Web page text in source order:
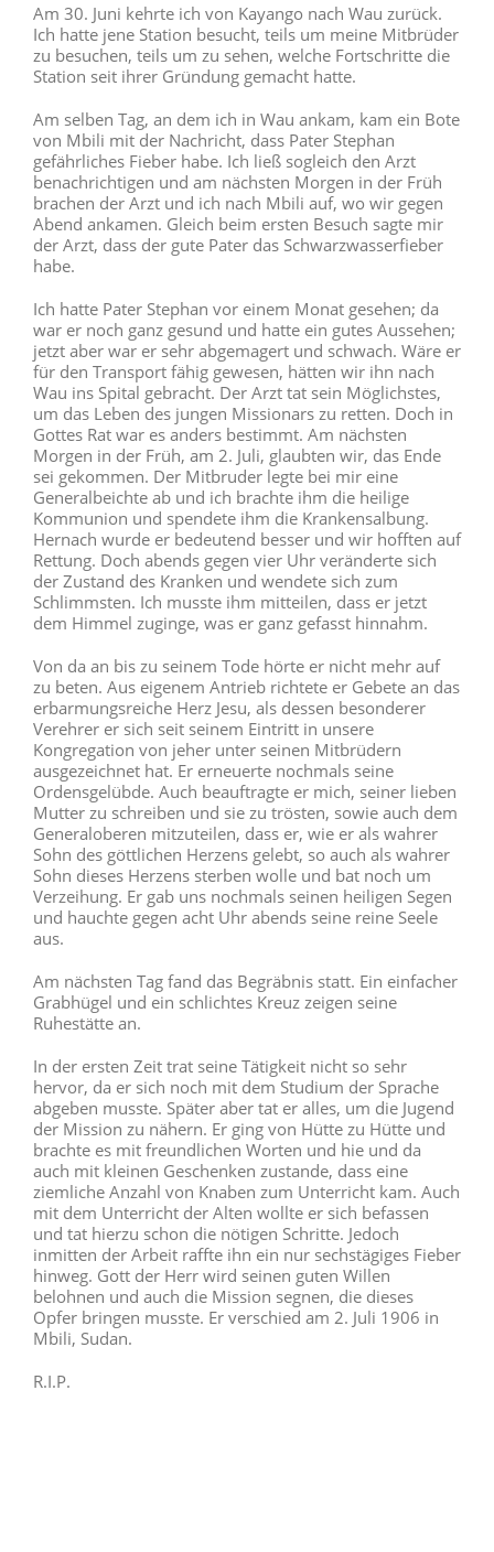
Am 30. Juni kehrte ich von Kayango nach Wau zurück.
Ich hatte jene Station besucht, teils um meine Mitbrüder
zu besuchen, teils um zu sehen, welche Fortschritte die
Station seit ihrer Gründung gemacht hatte.
Am selben Tag, an dem ich in Wau ankam, kam ein Bote
von Mbili mit der Nachricht, dass Pater Stephan
gefährliches Fieber habe. Ich ließ sogleich den Arzt
benachrichtigen und am nächsten Morgen in der Früh
brachen der Arzt und ich nach Mbili auf, wo wir gegen
Abend ankamen. Gleich beim ersten Besuch sagte mir
der Arzt, dass der gute Pater das Schwarzwasserfieber
habe.
Ich hatte Pater Stephan vor einem Monat gesehen; da
war er noch ganz gesund und hatte ein gutes Aussehen;
jetzt aber war er sehr abgemagert und schwach. Wäre er
für den Transport fähig gewesen, hätten wir ihn nach
Wau ins Spital gebracht. Der Arzt tat sein Möglichstes,
um das Leben des jungen Missionars zu retten. Doch in
Gottes Rat war es anders bestimmt. Am nächsten
Morgen in der Früh, am 2. Juli, glaubten wir, das Ende
sei gekommen. Der Mitbruder legte bei mir eine
Generalbeichte ab und ich brachte ihm die heilige
Kommunion und spendete ihm die Krankensalbung.
Hernach wurde er bedeutend besser und wir hofften auf
Rettung. Doch abends gegen vier Uhr veränderte sich
der Zustand des Kranken und wendete sich zum
Schlimmsten. Ich musste ihm mitteilen, dass er jetzt
dem Himmel zuginge, was er ganz gefasst hinnahm.
Von da an bis zu seinem Tode hörte er nicht mehr auf
zu beten. Aus eigenem Antrieb richtete er Gebete an das
erbarmungsreiche Herz Jesu, als dessen besonderer
Verehrer er sich seit seinem Eintritt in unsere
Kongregation von jeher unter seinen Mitbrüdern
ausgezeichnet hat. Er erneuerte nochmals seine
Ordensgelübde. Auch beauftragte er mich, seiner lieben
Mutter zu schreiben und sie zu trösten, sowie auch dem
Generaloberen mitzuteilen, dass er, wie er als wahrer
Sohn des göttlichen Herzens gelebt, so auch als wahrer
Sohn dieses Herzens sterben wolle und bat noch um
Verzeihung. Er gab uns nochmals seinen heiligen Segen
und hauchte gegen acht Uhr abends seine reine Seele
aus.
Am nächsten Tag fand das Begräbnis statt. Ein einfacher
Grabhügel und ein schlichtes Kreuz zeigen seine
Ruhestätte an.
In der ersten Zeit trat seine Tätigkeit nicht so sehr
hervor, da er sich noch mit dem Studium der Sprache
abgeben musste. Später aber tat er alles, um die Jugend
der Mission zu nähern. Er ging von Hütte zu Hütte und
brachte es mit freundlichen Worten und hie und da
auch mit kleinen Geschenken zustande, dass eine
ziemliche Anzahl von Knaben zum Unterricht kam. Auch
mit dem Unterricht der Alten wollte er sich befassen
und tat hierzu schon die nötigen Schritte. Jedoch
inmitten der Arbeit raffte ihn ein nur sechstägiges Fieber
hinweg. Gott der Herr wird seinen guten Willen
belohnen und auch die Mission segnen, die dieses
Opfer bringen musste. Er verschied am 2. Juli 1906 in
Mbili, Sudan.
R.I.P.